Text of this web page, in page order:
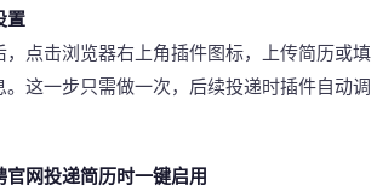
置
，点击浏览器右上角插件图标，上传简历或填
。这一步只需做一次，后续投递时插件自动调
官网投递简历时一键启用